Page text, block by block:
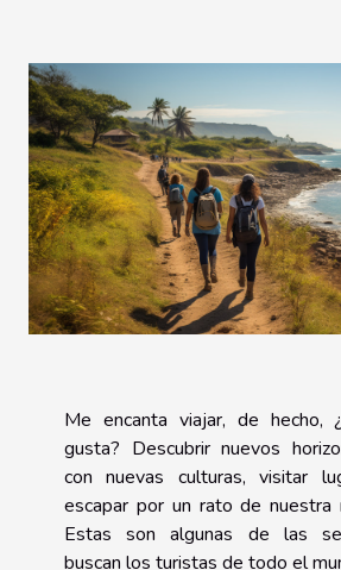
Me encanta viajar, de hecho,
gusta? Descubrir nuevos
con nuevas culturas, visitar
escapar por un rato de nuestra
Estas son algunas de las
buscan los turistas de todo el